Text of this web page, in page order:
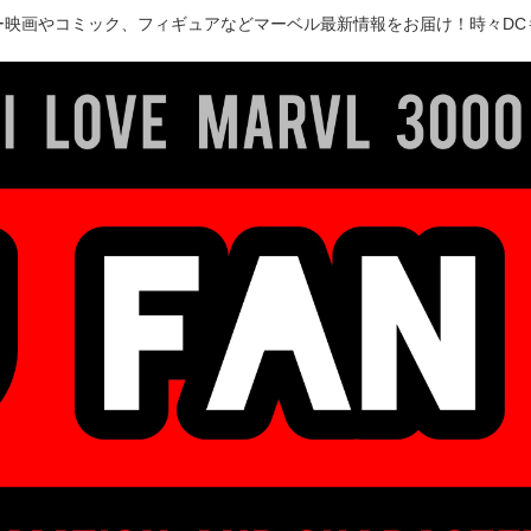
映画やコミック、フィギュアなどマーベル最新情報をお届け！時々DC